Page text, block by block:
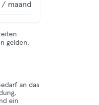
/ maand
gelden.
an das
ein